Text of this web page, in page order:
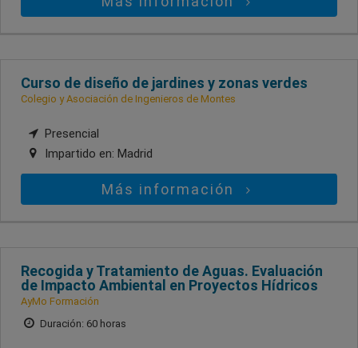
Curso de diseño de jardines y zonas verdes
Colegio y Asociación de Ingenieros de Montes
Presencial
Impartido en: Madrid
Más información
Recogida y Tratamiento de Aguas. Evaluación
de Impacto Ambiental en Proyectos Hídricos
AyMo Formación
Duración: 60 horas